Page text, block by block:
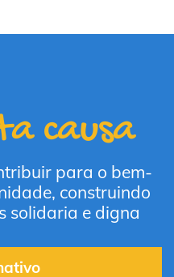
causa
para o bem-
construindo
solidaria e digna